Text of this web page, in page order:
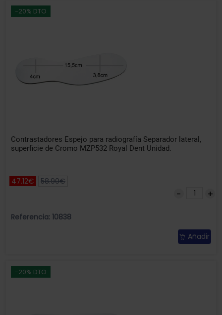
-20% DTO
Contrastadores Espejo para radiografía Separador lateral,
superficie de Cromo MZP532 Royal Dent Unidad.
47.12€ 58.90€
Referencia: 10838
Añadir
-20% DTO